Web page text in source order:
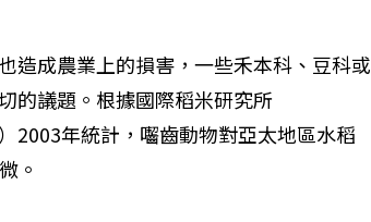
造成農業上的損害，一些禾本科、豆科或
的議題。根據國際稻米研究所
2003年統計，囓齒動物對亞太地區水稻
。